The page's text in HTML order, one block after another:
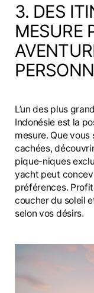
3. DES
MESURE
L’un des plus
Indonésie est la
mesure. Que
cachées,
pique-niques
yacht peut
préférences.
coucher du soleil
selon vos désirs.